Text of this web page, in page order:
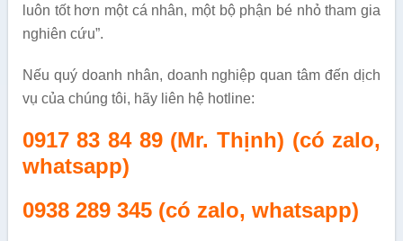
luôn tốt hơn một cá nhân, một bộ phận bé nhỏ tham gia
nghiên cứu”.
Nếu quý doanh nhân, doanh nghiệp quan tâm đến dịch
vụ của chúng tôi, hãy liên hệ hotline:
0917 83 84 89 (Mr. Thịnh) (có zalo,
whatsapp)
0938 289 345 (có zalo, whatsapp)